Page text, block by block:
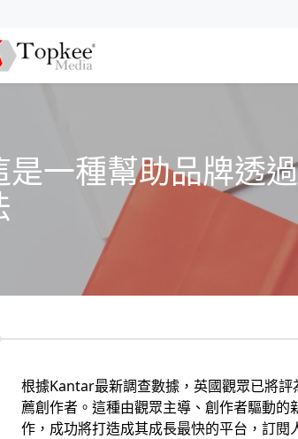
是一種幫助品牌透
根據Kantar最新調查數據，英國觀眾已將
薦創作者。這種由觀眾主導、創作者驅動
作，成功將打造成其成長最快的平台，訂